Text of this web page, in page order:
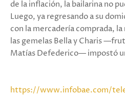
de la inflación, la bailarina no
Luego, ya regresando a su
con la mercadería comprada, la
las gemelas Bella y Charis
Matías Defederico— impostó
https://www.infobae.com/